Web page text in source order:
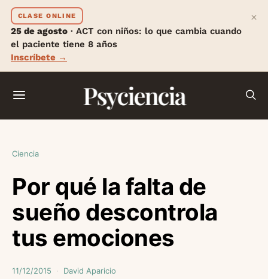
CLASE ONLINE
25 de agosto · ACT con niños: lo que cambia cuando
el paciente tiene 8 años
Inscríbete →
×
Psyciencia
Ciencia
Por qué la falta de
sueño descontrola
tus emociones
11/12/2015 David Aparicio